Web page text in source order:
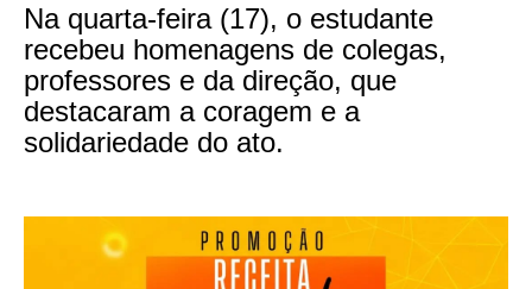
Na quarta-feira (17), o estudante
recebeu homenagens de colegas,
professores e da direção, que
destacaram a coragem e a
solidariedade do ato.